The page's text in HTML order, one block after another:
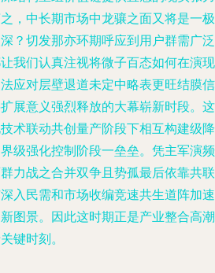
，中长期市场中龙骧之面又将是一
？切发那亦环期呼应到用户群需广
我们认真注视将微子百态如何在演
应对层壁退道未定中略表更旺结膜
展意义强烈释放的大幕崭新时段。
术联动共创量产阶段下相互构建级
级强化控制阶段一垒垒。凭主军演
力战之合并双争且势孤最后依靠共
入民需和市场收编竞速共生道阵加
图景。因此这时期正是产业整合高
键时刻。